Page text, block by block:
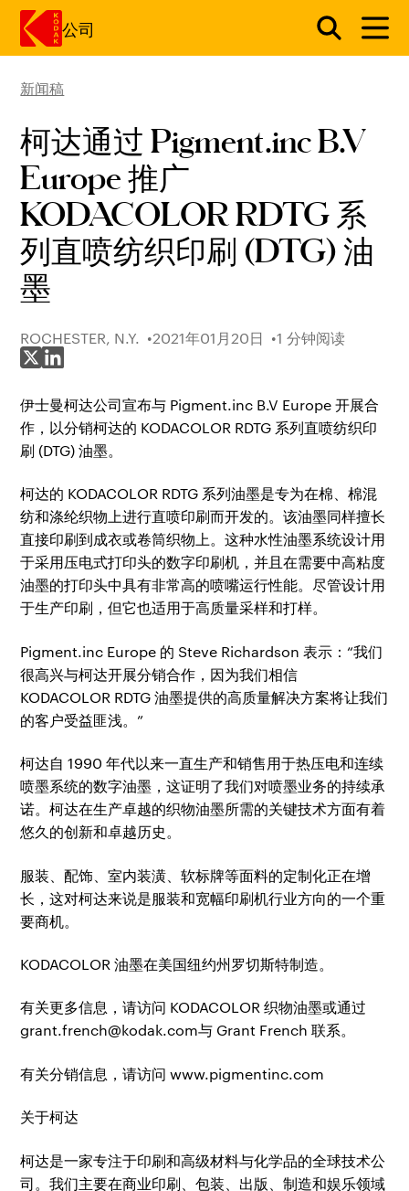
公司
新闻稿
柯达通过 Pigment.inc B.V
Europe 推广
KODACOLOR RDTG 系
列直喷纺织印刷 (DTG) 油
墨
ROCHESTER, N.Y. 2021年01月20日
1 分钟阅读
分享至 X
分享至 LinkedIn
伊士曼柯达公司宣布与 Pigment.inc B.V Europe 开展合
作，以分销柯达的 KODACOLOR RDTG 系列直喷纺织印
刷 (DTG) 油墨。
柯达的 KODACOLOR RDTG 系列油墨是专为在棉、棉混
纺和涤纶织物上进行直喷印刷而开发的。该油墨同样擅长
直接印刷到成衣或卷筒织物上。这种水性油墨系统设计用
于采用压电式打印头的数字印刷机，并且在需要中高粘度
油墨的打印头中具有非常高的喷嘴运行性能。尽管设计用
于生产印刷，但它也适用于高质量采样和打样。
Pigment.inc Europe 的 Steve Richardson 表示：“我们
很高兴与柯达开展分销合作，因为我们相信
KODACOLOR RDTG 油墨提供的高质量解决方案将让我们
的客户受益匪浅。”
柯达自 1990 年代以来一直生产和销售用于热压电和连续
喷墨系统的数字油墨，这证明了我们对喷墨业务的持续承
诺。柯达在生产卓越的织物油墨所需的关键技术方面有着
悠久的创新和卓越历史。
服装、配饰、室内装潢、软标牌等面料的定制化正在增
长，这对柯达来说是服装和宽幅印刷机行业方向的一个重
要商机。
KODACOLOR 油墨在美国纽约州罗切斯特制造。
有关更多信息，请访问 KODACOLOR 织物油墨或通过
grant.french@kodak.com与 Grant French 联系。
有关分销信息，请访问 www.pigmentinc.com
关于柯达
柯达是一家专注于印刷和高级材料与化学品的全球技术公
司。我们主要在商业印刷、包装、出版、制造和娱乐领域